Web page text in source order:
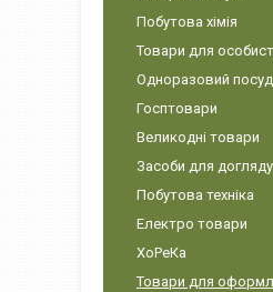
Побутова хімія
Товари для
Одноразовий посуд
Госптовари
Великодні товари
Засоби для
Побутова техніка
Електро товари
ХоРеКа
Товари для